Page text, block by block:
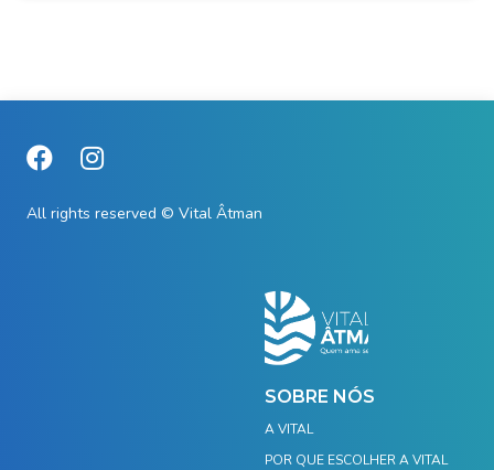
SOBRE NÓS
A VITAL
POR QUE ESCOLHER A VITAL
All rights reserved © Vital Âtman